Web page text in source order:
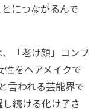
につながるんで
「老け顔」コンプ
性をヘアメイクで
言われる芸能界で
続ける化け子さ